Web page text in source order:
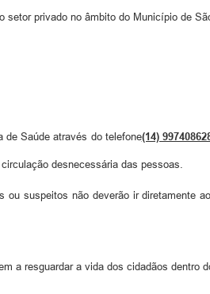
privado no âmbito do Município de
de Saúde através do telefone(14)
desnecessária das pessoas.
suspeitos não deverão ir diretamente
a resguardar a vida dos cidadãos dentro